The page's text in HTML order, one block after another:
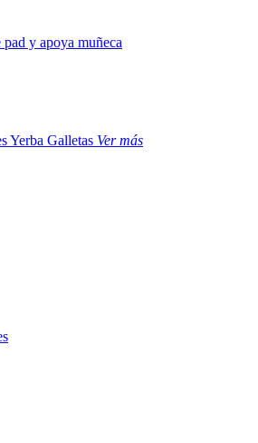
pad y apoya muñeca
Yerba Galletas Ver más